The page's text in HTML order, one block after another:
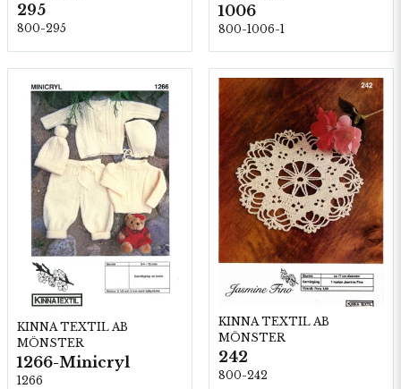
295
800-295
1006
800-1006-1
KINNA TEXTIL AB
MÖNSTER
1266-Minicryl
1266
KINNA TEXTIL AB
MÖNSTER
242
800-242